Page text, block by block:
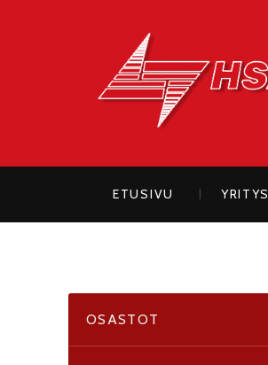
ETUSIVU YRITYS
OSASTOT